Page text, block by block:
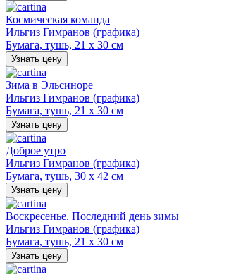
Космическая команда
Ильгиз Гимранов (графика)
Бумага, тушь, 21 х 30 см
Узнать цену
Зима в Эльсиноре
Ильгиз Гимранов (графика)
Бумага, тушь, 21 х 30 см
Узнать цену
Доброе утро
Ильгиз Гимранов (графика)
Бумага, тушь, 30 х 42 см
Узнать цену
Воскресенье. Последний день зимы
Ильгиз Гимранов (графика)
Бумага, тушь, 21 х 30 см
Узнать цену